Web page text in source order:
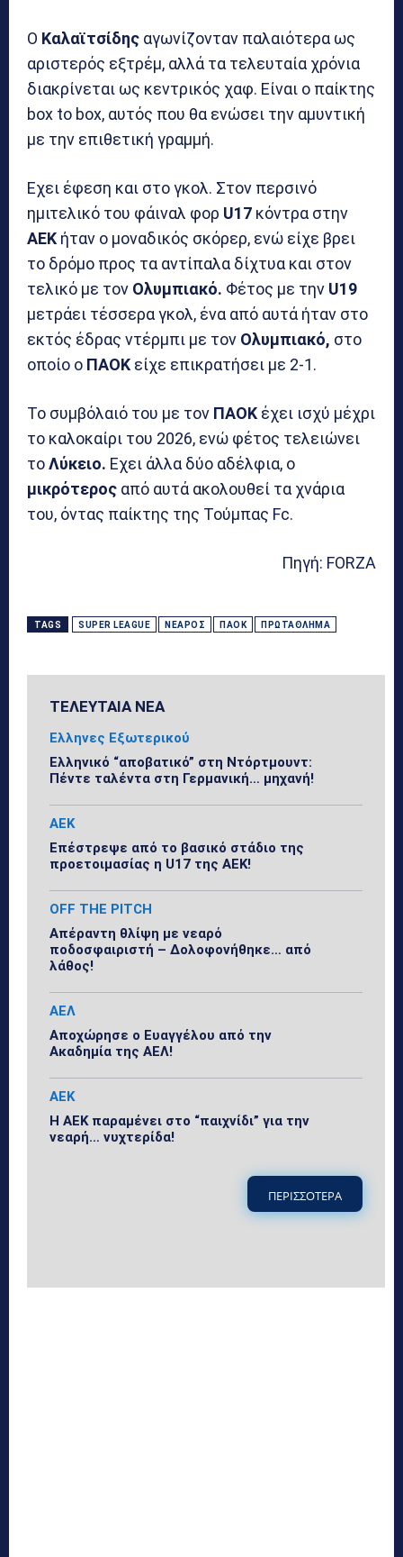
Ο Καλαϊτσίδης αγωνίζονταν παλαιότερα ως
αριστερός εξτρέμ, αλλά τα τελευταία χρόνια
διακρίνεται ως κεντρικός χαφ. Είναι ο παίκτης
box to box, αυτός που θα ενώσει την αμυντική
με την επιθετική γραμμή.
Εχει έφεση και στο γκολ. Στον περσινό
ημιτελικό του φάιναλ φορ U17 κόντρα στην
ΑΕΚ ήταν ο μοναδικός σκόρερ, ενώ είχε βρει
το δρόμο προς τα αντίπαλα δίχτυα και στον
τελικό με τον Ολυμπιακό. Φέτoς με την U19
μετράει τέσσερα γκολ, ένα από αυτά ήταν στο
εκτός έδρας ντέρμπι με τον Ολυμπιακό, στο
οποίο ο ΠΑΟΚ είχε επικρατήσει με 2-1.
Το συμβόλαιό του με τον ΠΑΟΚ έχει ισχύ μέχρι
το καλοκαίρι του 2026, ενώ φέτος τελειώνει
τοΛύκειο. Εχει άλλα δύο αδέλφια, ο
μικρότερος από αυτά ακολουθεί τα χνάρια
του, όντας παίκτης της Τούμπας Fc.
Πηγή: FORZA
TAGS SUPER LEAGUE ΝΕΑΡΌΣ ΠΑΟΚ ΠΡΩΤΆΘΛΗΜΑ
ΤΕΛΕΥΤΑΙΑ ΝΕΑ
Ελληνες Εξωτερικού
Ελληνικό “αποβατικό” στη Ντόρτμουντ:
Πέντε ταλέντα στη Γερμανική… μηχανή!
ΑΕΚ
Επέστρεψε από το βασικό στάδιο της
προετοιμασίας η U17 της ΑΕΚ!
OFF THE PITCH
Απέραντη θλίψη με νεαρό
ποδοσφαιριστή – Δολοφονήθηκε… από
λάθος!
ΑΕΛ
Αποχώρησε ο Ευαγγέλου από την
Ακαδημία της ΑΕΛ!
ΑΕΚ
Η ΑΕΚ παραμένει στο “παιχνίδι” για την
νεαρή… νυχτερίδα!
ΠΕΡΙΣΣΟΤΕΡΑ